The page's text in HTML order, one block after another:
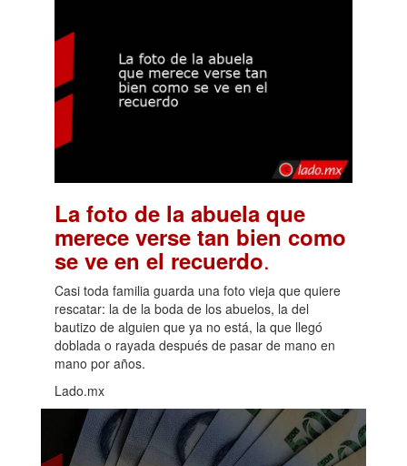
La foto de la abuela que
merece verse tan bien como
se ve en el recuerdo.
Casi toda familia guarda una foto vieja que quiere
rescatar: la de la boda de los abuelos, la del
bautizo de alguien que ya no está, la que llegó
doblada o rayada después de pasar de mano en
mano por años.
Lado.mx